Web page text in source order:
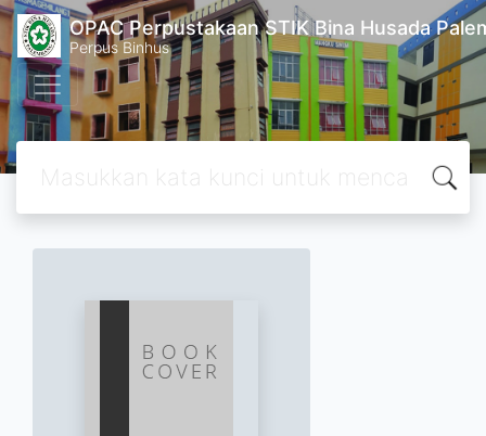
OPAC Perpustakaan STIK Bina Husada
Perpus Binhus